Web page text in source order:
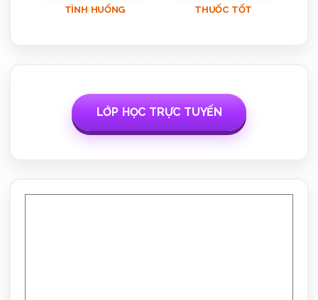
TÌNH HUỐNG THUỐC TỐT
LỚP HỌC TRỰC TUYẾN